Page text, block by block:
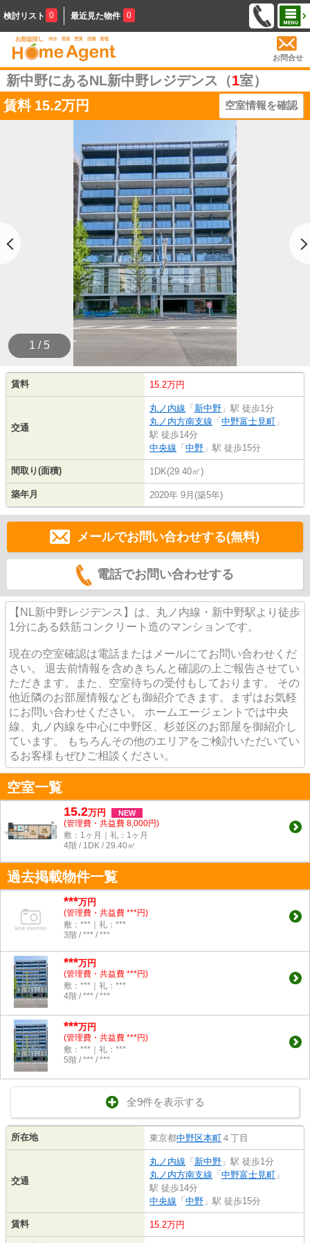
検討リスト 0 最近見た物件 0
お問合せ
新中野にあるNL新中野レジデンス（1室）
賃料 15.2万円 空室情報を確認
1 / 5
賃料 15.2万円
交通
丸ノ内線 「 新中野 」駅 徒歩1分
丸ノ内方南支線 「 中野富士見町 」
駅 徒歩14分
中央線 「 中野 」駅 徒歩15分
間取り(面積) 1DK(29.40㎡)
築年月 2020年 9月(築5年)
メールでお問い合わせする(無料)
電話でお問い合わせする
【NL新中野レジデンス】は、丸ノ内線・新中野駅より徒歩
1分にある鉄筋コンクリート造のマンションです。
現在の空室確認は電話またはメールにてお問い合わせくだ
さい。 退去前情報を含めきちんと確認の上ご報告させてい
ただきます。また、空室待ちの受付もしております。 その
他近隣のお部屋情報なども御紹介できます。まずはお気軽
にお問い合わせください。 ホームエージェントでは中央
線、丸ノ内線を中心に中野区、杉並区のお部屋を御紹介し
ています。 もちろんその他のエリアをご検討いただいてい
るお客様もぜひご相談ください。
空室一覧
15.2万円 NEW
(管理費・共益費 8,000円)
敷：1ヶ月｜礼：1ヶ月
4階 / 1DK / 29.40㎡
過去掲載物件一覧
***万円
(管理費・共益費 ***円)
敷：***｜礼：***
3階 / *** / ***
***万円
(管理費・共益費 ***円)
敷：***｜礼：***
4階 / *** / ***
***万円
(管理費・共益費 ***円)
敷：***｜礼：***
5階 / *** / ***
全9件を表示する
所在地 東京都中野区本町 ４丁目
交通
丸ノ内線 「 新中野 」駅 徒歩1分
丸ノ内方南支線 「 中野富士見町 」
駅 徒歩14分
中央線 「 中野 」駅 徒歩15分
賃料 15.2万円